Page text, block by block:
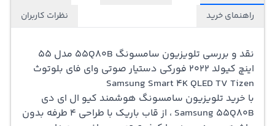
خرید تلویزیون کیو ال ای دی سامسونگ تصاویر را با رزولوشن
هرتز و شاخص کیفیت تصویر 3800PQI است که تصاویر را فوق
Processor 4K » تصاویر سریع را با کیفیت بالا ارائه می دهد .
راهنمای خرید
نظرات کاربران
نقد و بررسی تلویزیون سامسونگ 55Q80B مدل 55
اینچ کیولد 2022 فورکی دستیار صوتی وای فای بلوتوث
Samsung Smart 4K QLED TV Tizen
با خرید تلویزیون سامسونگ هوشمند کیو ال ای دی
Samsung 55Q80B ، از قاب باریک با طراحی 4 طرفه بدون